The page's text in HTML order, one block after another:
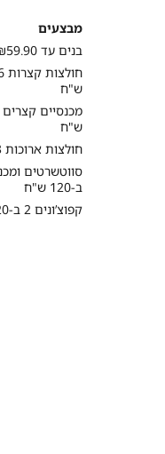
מבצעים
בנים עד ₪59.90
ש"ח
ש"ח
חולצות ארוכות 3 ב-60 ש"ח
ב-120 ש"ח
קפוצ’ונים 2 ב-120 ש"ח